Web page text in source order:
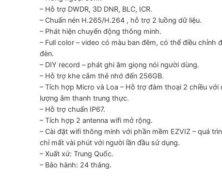
– Hỗ trợ DWDR, 3D DNR, BLC, ICR.
– Chuấn nén H.265/H.264 , hỗ trợ 2 luồng dữ liệu.
– Phát hiện chuyển động thông minh.
– Full color – video có màu ban đêm, có thể điều chỉnh
đèn.
– DIY record – phát ghi âm giọng nói người dùng.
– Hỗ trợ khe cắm thẻ nhớ đến 256GB.
– Tích hợp Micro và Loa – Hỗ trợ đàm thoại 2 chiều với
lượng âm thanh trung thực.
– Hỗ trợ chuẩn IP67.
– Tích hợp 2 antenna wifi mở rộng.
– Cài đặt wifi thông minh với phần mềm EZVIZ – quá
chỉ mất vài phút với người lần đầu sử dụng.
– Xuất xứ: Trung Quốc.
– Bảo hành: 24 tháng.